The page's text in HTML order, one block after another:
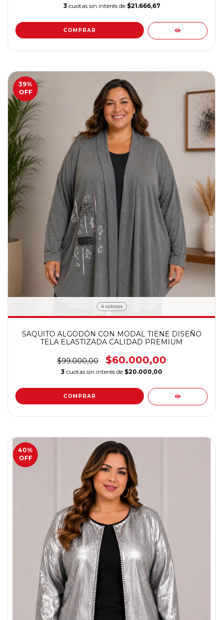
3 cuotas sin interés de $21.666,67
COMPRAR
39%
OFF
4 colores
SAQUITO ALGODÓN CON MODAL TIENE DISEÑO
TELA ELASTIZADA CALIDAD PREMIUM
$99.000,00 $60.000,00
3 cuotas sin interés de $20.000,00
COMPRAR
40%
OFF